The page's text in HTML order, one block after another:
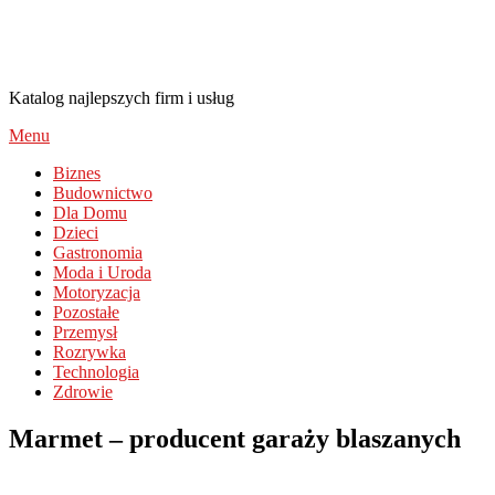
Katalog najlepszych firm i usług
Menu
Biznes
Budownictwo
Dla Domu
Dzieci
Gastronomia
Moda i Uroda
Motoryzacja
Pozostałe
Przemysł
Rozrywka
Technologia
Zdrowie
Marmet – producent garaży blaszanych